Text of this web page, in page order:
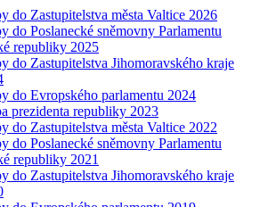
do Zastupitelstva města Valtice 2026
do Poslanecké sněmovny Parlamentu
republiky 2025
do Zastupitelstva Jihomoravského kraje
do Evropského parlamentu 2024
prezidenta republiky 2023
do Zastupitelstva města Valtice 2022
do Poslanecké sněmovny Parlamentu
republiky 2021
do Zastupitelstva Jihomoravského kraje